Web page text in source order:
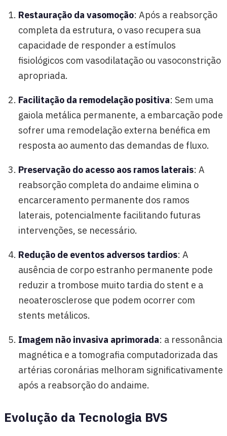
Restauração da vasomoção: Após a reabsorção
completa da estrutura, o vaso recupera sua
capacidade de responder a estímulos
fisiológicos com vasodilatação ou vasoconstrição
apropriada.
Facilitação da remodelação positiva: Sem uma
gaiola metálica permanente, a embarcação pode
sofrer uma remodelação externa benéfica em
resposta ao aumento das demandas de fluxo.
Preservação do acesso aos ramos laterais: A
reabsorção completa do andaime elimina o
encarceramento permanente dos ramos
laterais, potencialmente facilitando futuras
intervenções, se necessário.
Redução de eventos adversos tardios: A
ausência de corpo estranho permanente pode
reduzir a trombose muito tardia do stent e a
neoaterosclerose que podem ocorrer com
stents metálicos.
Imagem não invasiva aprimorada: a ressonância
magnética e a tomografia computadorizada das
artérias coronárias melhoram significativamente
após a reabsorção do andaime.
Evolução da Tecnologia BVS